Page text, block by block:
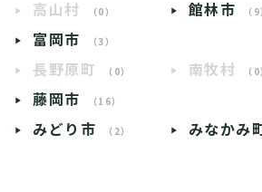
高山村 （0） 館林市 （9
富岡市 （3）
長野原町 （0） 南牧村 （0
藤岡市 （16）
みどり市 （2） みなかみ